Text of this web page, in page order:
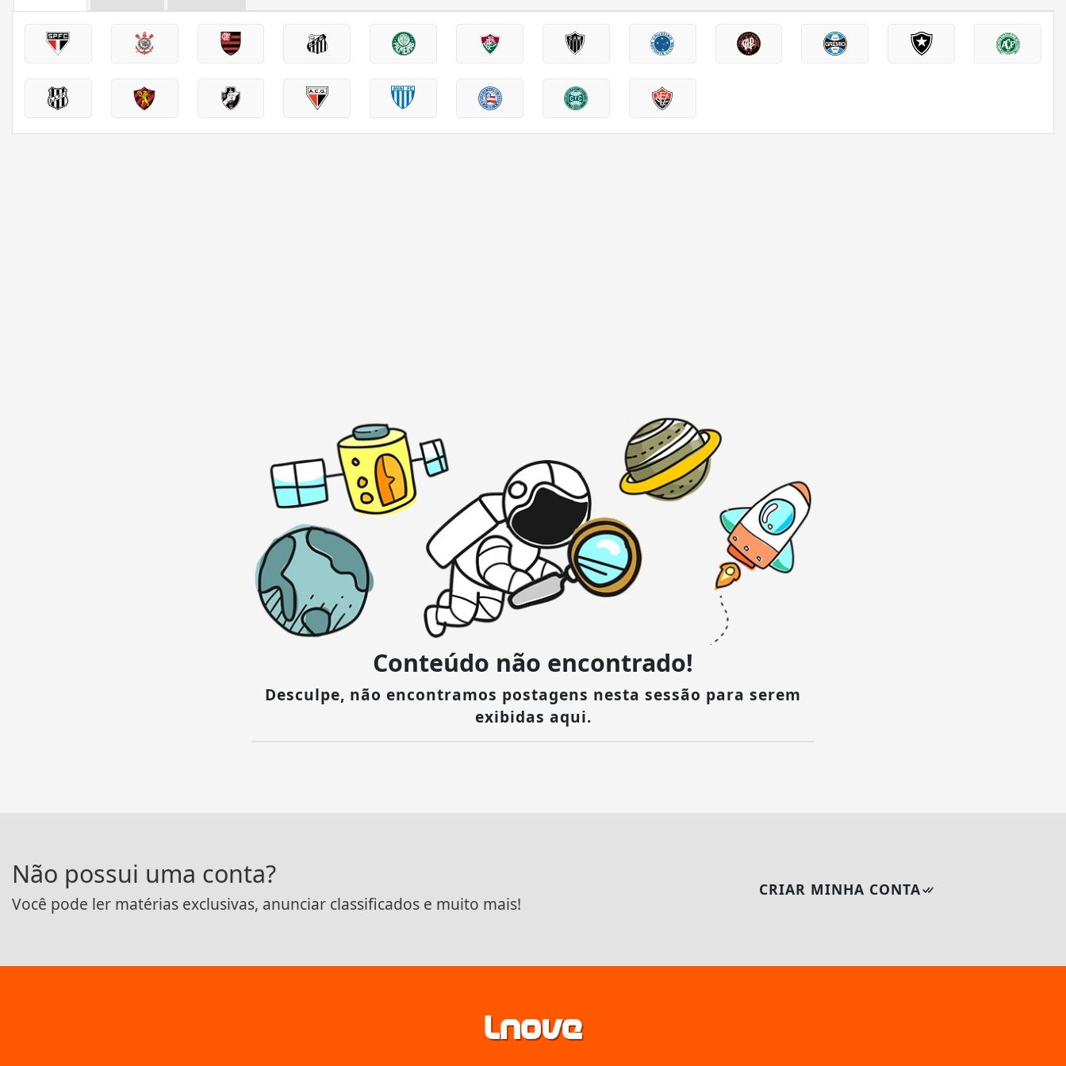
Conteúdo não encontrado!
Desculpe, não encontramos postagens nesta sessão para serem
exibidas aqui.
Não possui uma conta?
Você pode ler matérias exclusivas, anunciar classificados e muito mais!
CRIAR MINHA CONTA